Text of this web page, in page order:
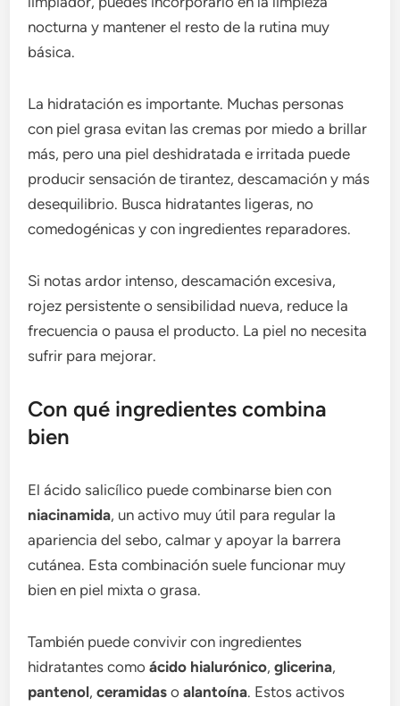
nocturna y mantener el resto de la rutina muy
básica.
La hidratación es importante. Muchas personas
con piel grasa evitan las cremas por miedo a brillar
más, pero una piel deshidratada e irritada puede
producir sensación de tirantez, descamación y más
desequilibrio. Busca hidratantes ligeras, no
comedogénicas y con ingredientes reparadores.
Si notas ardor intenso, descamación excesiva,
rojez persistente o sensibilidad nueva, reduce la
frecuencia o pausa el producto. La piel no necesita
sufrir para mejorar.
Con qué ingredientes combina
bien
El ácido salicílico puede combinarse bien con
niacinamida, un activo muy útil para regular la
apariencia del sebo, calmar y apoyar la barrera
cutánea. Esta combinación suele funcionar muy
bien en piel mixta o grasa.
También puede convivir con ingredientes
hidratantes comoácido hialurónico,glicerina,
pantenol,ceramidas oalantoína. Estos activos